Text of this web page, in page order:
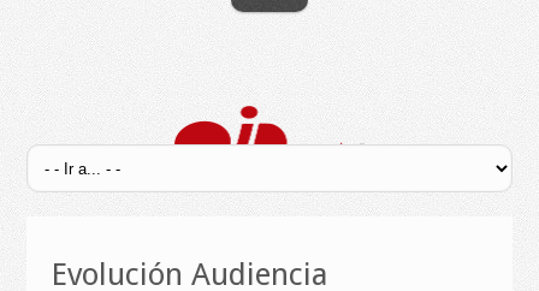
Evolución Audiencia